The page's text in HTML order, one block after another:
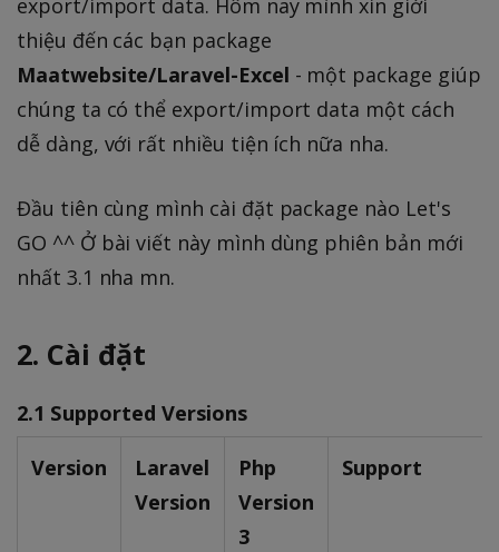
export/import data. Hôm nay mình xin giới
thiệu đến các bạn package
Maatwebsite/Laravel-Excel - một package giúp
chúng ta có thể export/import data một cách
dễ dàng, với rất nhiều tiện ích nữa nha.
Đầu tiên cùng mình cài đặt package nào Let's
GO ^^ Ở bài viết này mình dùng phiên bản mới
nhất 3.1 nha mn.
2. Cài đặt
2.1 Supported Versions
Version
Laravel
Version
Php
Version
3
Support